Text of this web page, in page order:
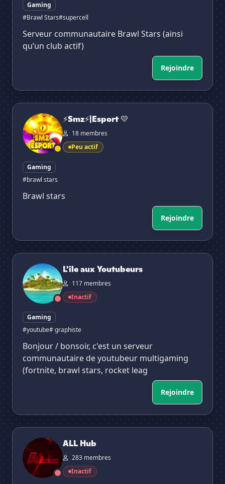
Gaming
#Brawl Stars#supercell
Serveur communautaire Brawl Stars (ainsi
qu’un club actif)
Rejoindre
⚡Smz⚡|Esport 💛
⚡Smz⚡|Esport 💛
18 membres
Peu actif
Gaming
#brawl stars
Brawl stars
Rejoindre
L'île aux Youtubeurs
L'île aux Youtubeurs
117 membres
Inactif
Gaming
#youtube# graphiste
Bonjour / bonsoir, c'est un serveur
communautaire de youtubeur multigaming
(fortnite, brawl stars, rocket leag
Rejoindre
ALL Hub
ALL Hub
283 membres
Inactif